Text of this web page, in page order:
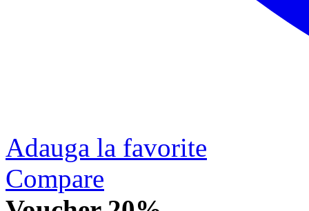
Adauga la favorite
Compare